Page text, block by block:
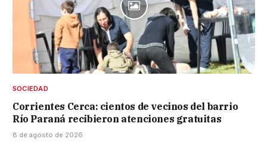
SOCIEDAD
Corrientes Cerca: cientos de vecinos del barrio
Río Paraná recibieron atenciones gratuitas
8 de agosto de 2026